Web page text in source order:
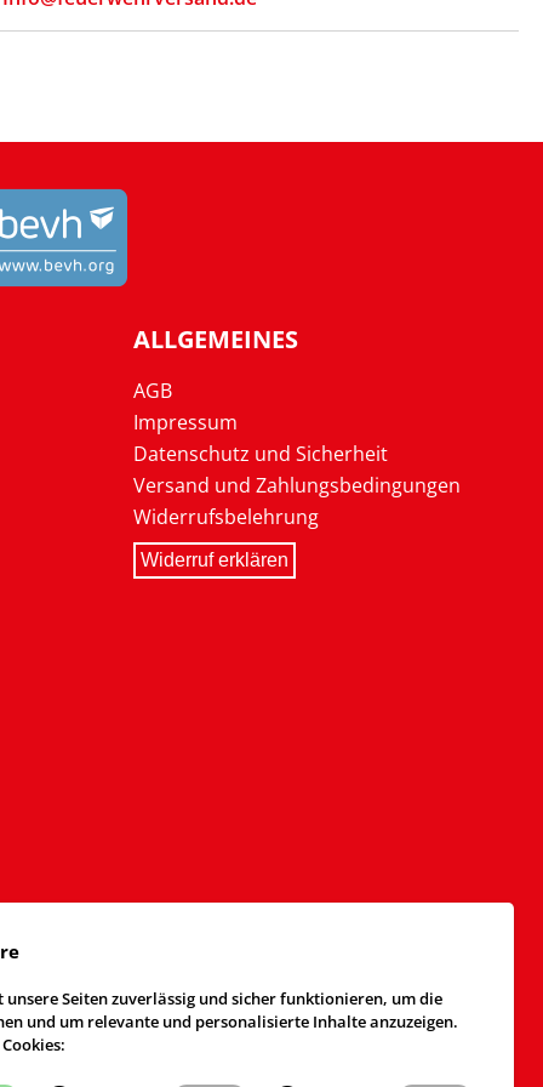
ALLGEMEINES
AGB
Impressum
Datenschutz und Sicherheit
Versand und Zahlungsbedingungen
Widerrufsbelehrung
Widerruf erklären
Seiten zuverlässig und sicher funktionieren, um die
und um relevante und personalisierte Inhalte anzuzeigen.